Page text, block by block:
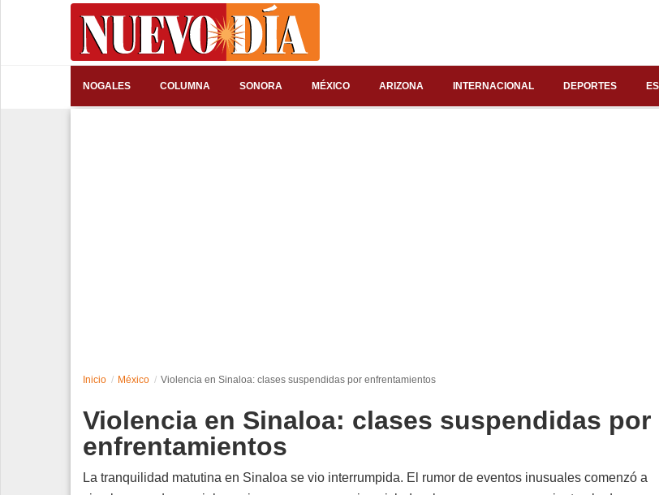
NOGALES COLUMNA SONORA MÉXICO ARIZONA INTERNACIONAL DEPORTES
Inicio México Violencia en Sinaloa: clases suspendidas por enfrentamientos
Violencia en Sinaloa: clases suspendidas por
enfrentamientos
La tranquilidad matutina en Sinaloa se vio interrumpida. El rumor de eventos inusuales comenzó a